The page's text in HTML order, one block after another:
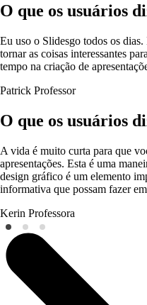
O que os usuários
Eu uso o Slidesgo todos os
tornar as coisas interessantes
tempo na criação de
Patrick Professor
O que os usuários
A vida é muito curta para que
apresentações. Esta é uma
design gráfico é um elemento
informativa que possam fazer
Kerin Professora